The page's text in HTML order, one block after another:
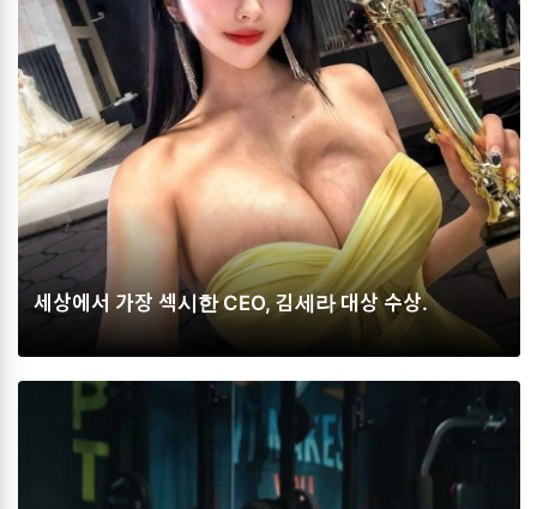
세상에서 가장 섹시한 CEO, 김세라 대상 수상.